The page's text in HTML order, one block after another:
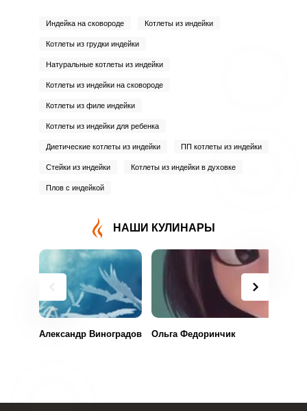
Индейка на сковороде Котлеты из индейки
Котлеты из грудки индейки
Натуральные котлеты из индейки
Котлеты из индейки на сковороде
Котлеты из филе индейки
Котлеты из индейки для ребенка
Диетические котлеты из индейки ПП котлеты из индейки
Стейки из индейки Котлеты из индейки в духовке
Плов с индейкой
НАШИ КУЛИНАРЫ
Александр Виноградов Ольга Федоринчик